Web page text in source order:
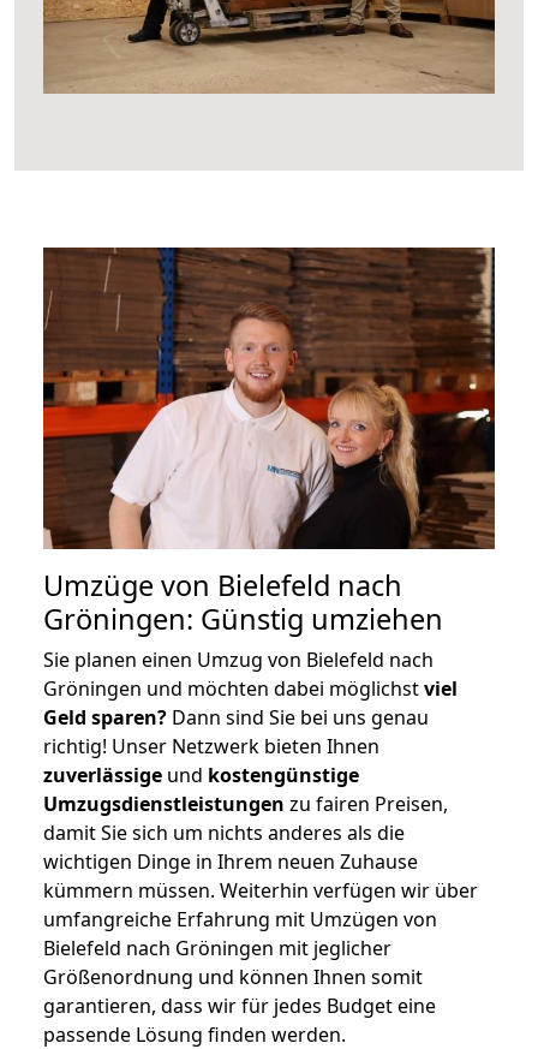
Umzüge von Bielefeld nach
Gröningen: Günstig umziehen
Sie planen einen Umzug von Bielefeld nach
Gröningen und möchten dabei möglichstviel
Geld sparen? Dann sind Sie bei uns genau
richtig! Unser Netzwerk bieten Ihnen
zuverlässige und kostengünstige
Umzugsdienstleistungen zu fairen Preisen,
damit Sie sich um nichts anderes als die
wichtigen Dinge in Ihrem neuen Zuhause
kümmern müssen. Weiterhin verfügen wir über
umfangreiche Erfahrung mit Umzügen von
Bielefeld nach Gröningen mit jeglicher
Größenordnung und können Ihnen somit
garantieren, dass wir für jedes Budget eine
passende Lösung finden werden.